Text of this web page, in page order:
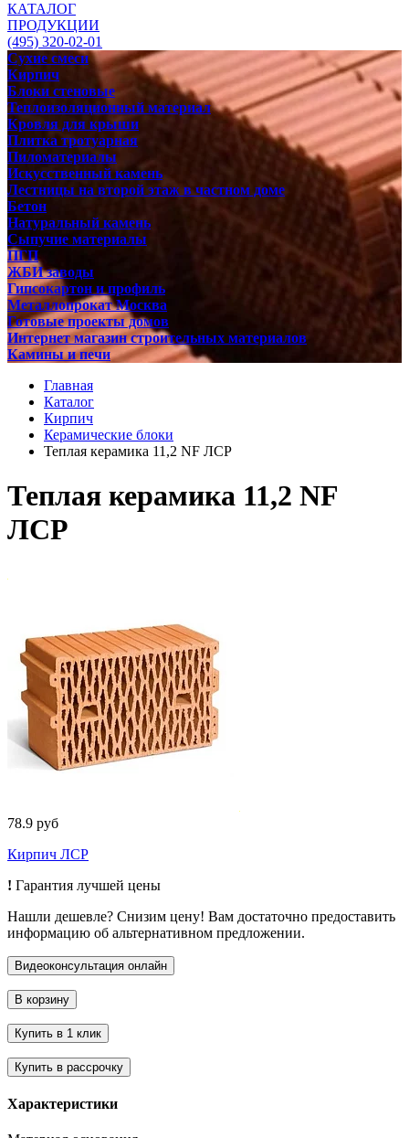
КАТАЛОГ
ПРОДУКЦИИ
(495) 320-02-01
Сухие смеси
Кирпич
Блоки стеновые
Теплоизоляционный материал
Кровля для крыши
Плитка тротуарная
Пиломатериалы
Искусственный камень
Лестницы на второй этаж в частном доме
Бетон
Натуральный камень
Сыпучие материалы
ПГП
ЖБИ заводы
Гипсокартон и профиль
Металлопрокат Москва
Готовые проекты домов
Интернет магазин строительных материалов
Камины и печи
Главная
Каталог
Кирпич
Керамические блоки
Теплая керамика 11,2 NF ЛСР
Теплая керамика 11,2 NF
ЛСР
78.9 руб
Кирпич ЛСР
! Гарантия лучшей цены
Нашли дешевле? Снизим цену! Вам достаточно предоставить
информацию об альтернативном предложении.
Характеристики